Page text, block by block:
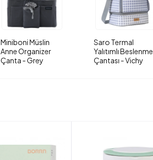
Miniboni Müslin
Anne Organizer
Çanta - Grey
Saro Termal
Yalıtımlı Beslenme
Çantası - Vichy